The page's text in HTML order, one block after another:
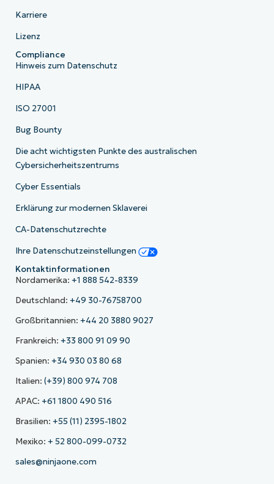
Karriere
Lizenz
Compliance
Hinweis zum Datenschutz
HIPAA
ISO 27001
Bug Bounty
Die acht wichtigsten Punkte des australischen
Cybersicherheitszentrums
Cyber Essentials
Erklärung zur modernen Sklaverei
CA-Datenschutzrechte
Ihre Datenschutzeinstellungen
Kontaktinformationen
Nordamerika: +1 888 542-8339
Deutschland: +49 30-76758700
Großbritannien: +44 20 3880 9027
Frankreich: +33 800 91 09 90
Spanien: +34 930 03 80 68
Italien: (+39) 800 974 708
APAC: +61 1800 490 516
Brasilien: +55 (11) 2395-1802
Mexiko: + 52 800-099-0732
sales@ninjaone.com